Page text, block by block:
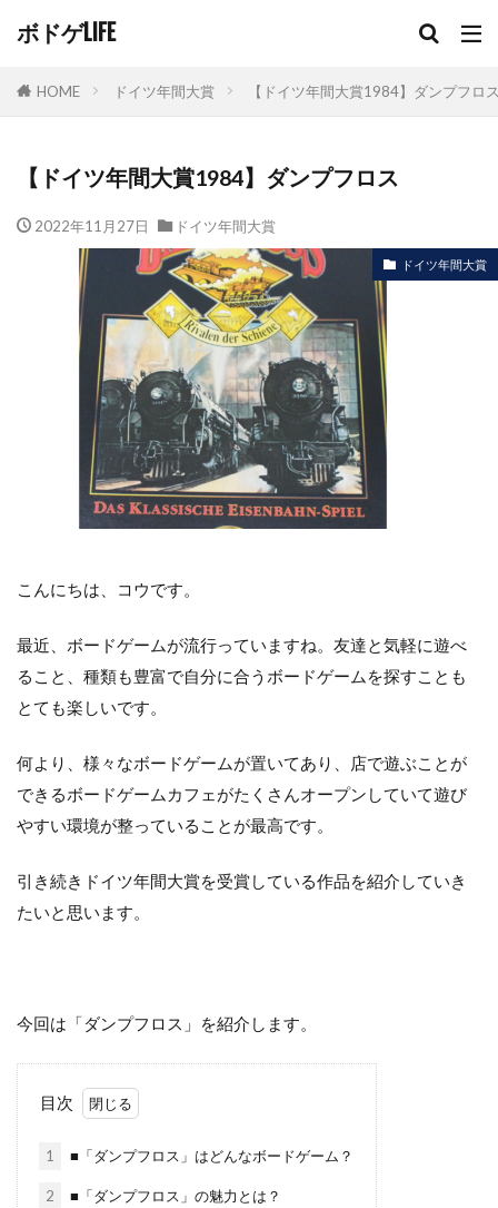
ボドゲLIFE
HOME ドイツ年間大賞 【ドイツ年間大賞1984】ダンプフロ
【ドイツ年間大賞1984】ダンプフロス
2022年11月27日 ドイツ年間大賞
ドイツ年間大賞
こんにちは、コウです。
最近、ボードゲームが流行っていますね。友達と気軽に遊べ
ること、種類も豊富で自分に合うボードゲームを探すことも
とても楽しいです。
何より、様々なボードゲームが置いてあり、店で遊ぶことが
できるボードゲームカフェがたくさんオープンしていて遊び
やすい環境が整っていることが最高です。
引き続きドイツ年間大賞を受賞している作品を紹介していき
たいと思います。
今回は「ダンプフロス」を紹介します。
目次
1 ■「ダンプフロス」はどんなボードゲーム？
2 ■「ダンプフロス」の魅力とは？